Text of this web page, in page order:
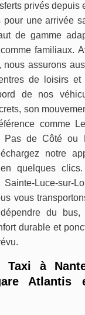
privés depuis
pour une arrivée
de gamme
familiaux.
nous assurons
de loisirs et
de nos
son
comme
Pas de Côté ou
notre
quelques
Luce-sur-
vous
du
durable et
Taxi à
Atlantis